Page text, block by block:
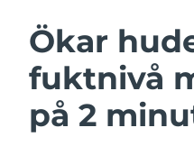
Ökar
fuktnivå
på 2
Ansiktsrengöring
Australien
Österrike